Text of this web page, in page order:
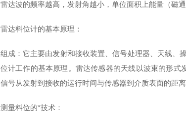
雷达波的频率越高，发射角越小，单位面积上能量（磁
雷达料位计的基本原理：
组成：它主要由发射和接收装置、信号处理器、天线、
位计工作的基本原理。雷达传感器的天线以波束的形
信号从发射到接收的运行时间与传感器到介质表面的距离
测量料位的*技术：